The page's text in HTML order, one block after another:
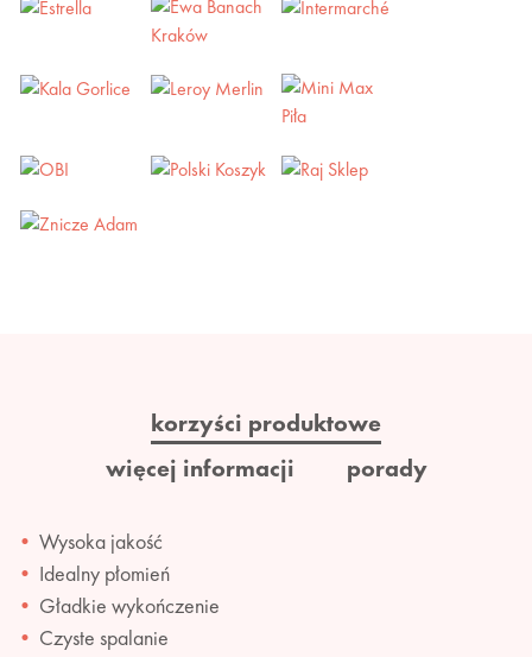
korzyści produktowe
więcej informacji
porady
Wysoka jakość
Idealny płomień
Gładkie wykończenie
Czyste spalanie